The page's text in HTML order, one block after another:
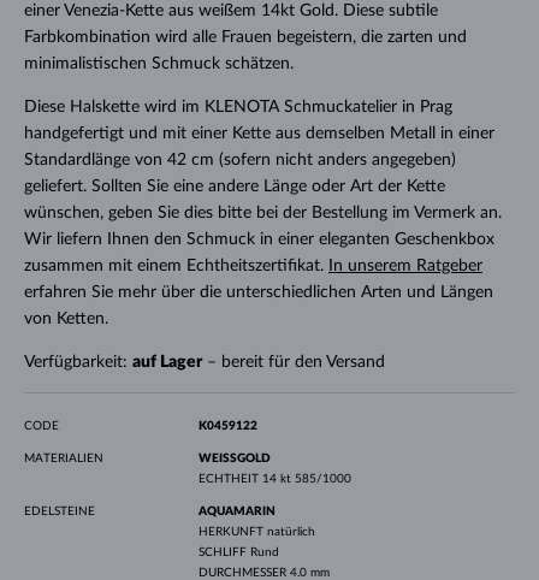
einer Venezia-Kette aus weißem 14kt Gold. Diese subtile
Farbkombination wird alle Frauen begeistern, die zarten und
minimalistischen Schmuck schätzen.
Diese Halskette wird im KLENOTA Schmuckatelier in Prag
handgefertigt und mit einer Kette aus demselben Metall in einer
Standardlänge von 42 cm (sofern nicht anders angegeben)
geliefert. Sollten Sie eine andere Länge oder Art der Kette
wünschen, geben Sie dies bitte bei der Bestellung im Vermerk an.
Wir liefern Ihnen den Schmuck in einer eleganten Geschenkbox
zusammen mit einem Echtheitszertifikat.
In unserem Ratgeber
erfahren Sie mehr über die unterschiedlichen Arten und Längen
von Ketten.
Verfügbarkeit: auf Lager– bereit für den Versand
CODE K0459122
MATERIALIEN
WEISSGOLD
ECHTHEIT 14 kt 585/1000
EDELSTEINE
AQUAMARIN
HERKUNFT natürlich
SCHLIFF Rund
DURCHMESSER 4.0 mm